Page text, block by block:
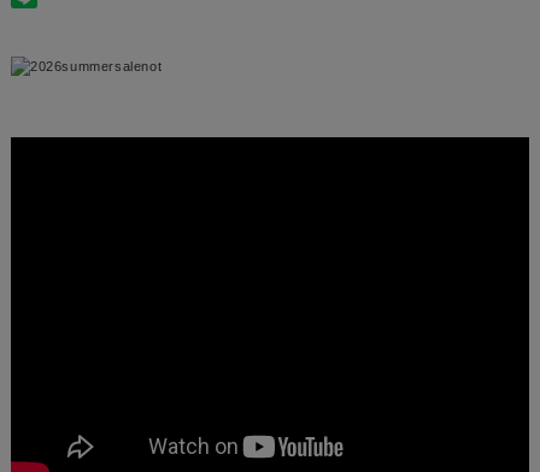
この商品について使い方動画を見る